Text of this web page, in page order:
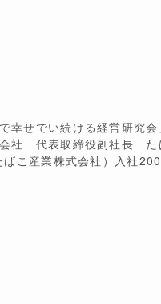
せでい続ける経営研究会
会社 代表取締役副社長 た
こ産業株式会社）入社